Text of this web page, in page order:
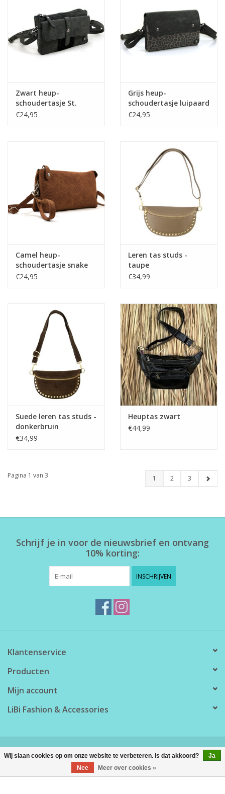
Zwart heup-
schoudertasje St.
Joost
€24,95
Grijs heup-
schoudertasje luipaard
€24,95
Camel heup-
schoudertasje snake
€24,95
Leren tas studs -
taupe
€34,99
Suede leren tas studs -
donkerbruin
€34,99
Heuptas zwart
€44,99
Pagina 1 van 3 1 2 3
Schrijf je in voor de nieuwsbrief en ontvang
10% korting:
INSCHRIJVEN
Klantenservice
Producten
Mijn account
LiBi Fashion & Accessories
Lightspeed
Wij slaan cookies op om onze website te verbeteren. Is dat akkoord?
Ja
Nee
Meer over cookies »